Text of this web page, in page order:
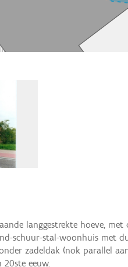
langgestrekte hoeve,
schuur-stal-woonhuis met
zadeldak (nok parallel
eeuw.